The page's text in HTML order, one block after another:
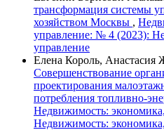
трансформация системы
хозяйством Москвы ,
управление: № 4 (2023):
управление
Елена Король, Анастасия
Cовершенствование
проектирования
потребления топливно-
Недвижимость:
Недвижимость: